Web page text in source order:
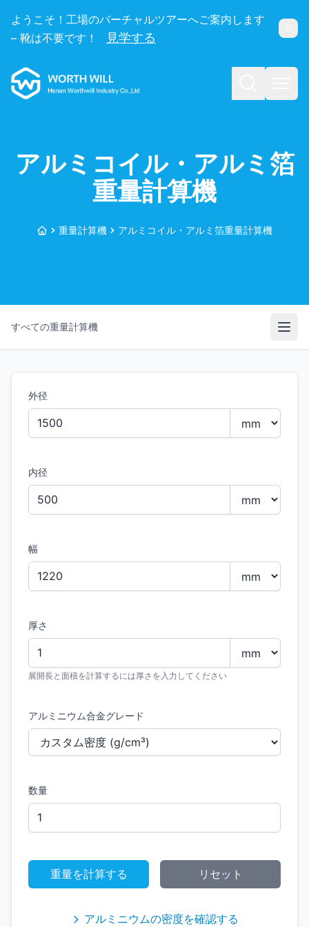
ようこそ！工場のバーチャルツアーへご案内します
– 靴は不要です！
見学する
閉じ
Worthwill
アルミコイル・アルミ箔
重量計算機
トップ重量計算機 アルミコイル・アルミ箔重量計算機
すべての重量計算機
メニ
外径
内径
幅
厚さ
展開長と面積を計算するには厚さを入力してください
アルミニウム合金グレード
数量
重量を計算する リセット
アルミニウムの密度を確認する